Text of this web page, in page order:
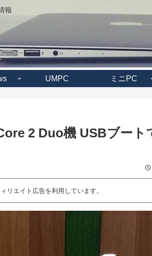
報
UMPC ミニPC
2 Duo機 USBブート
リエイト広告を利用しています。